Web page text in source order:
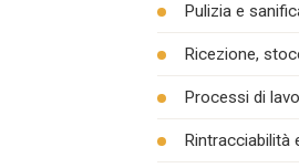
Pulizia e
Ricezione,
Processi di
Rintracciabilità